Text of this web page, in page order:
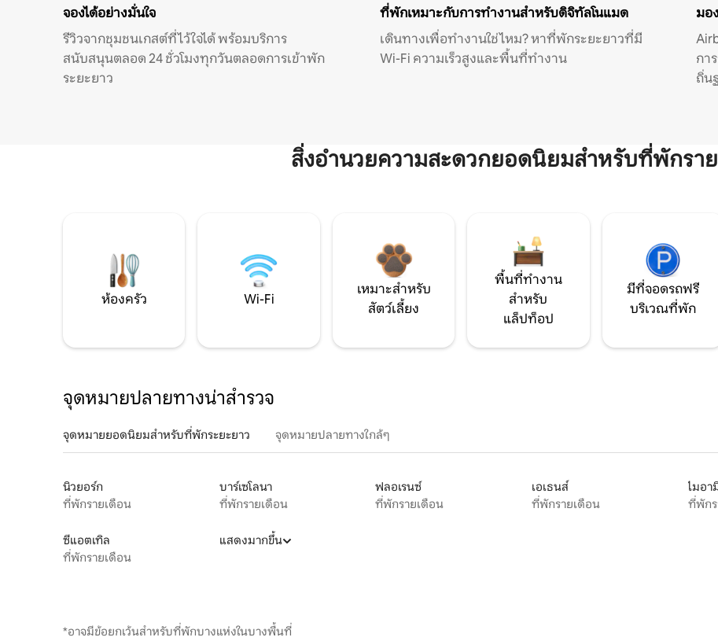
จองได้อย่างมั่นใจ
รีวิวจากชุมชนเกสต์ที่ไว้ใจได้ พร้อมบริการ
สนับสนุนตลอด 24 ชั่วโมงทุกวันตลอดการเข้าพัก
ระยะยาว
ที่พักเหมาะกับการทำงานสำหรับดิจิทัลโนแมด
เดินทางเพื่อทำงานใช่ไหม? หาที่พักระยะยาวที่มี
Wi-Fi ความเร็วสูงและพื้นที่ทำงาน
มอ
กา
ถิ่น
สิ่งอำนวยความสะดวกยอดนิยมสำหรับที่พักรา
ห้องครัว Wi-Fi
เหมาะสำหรับ
สัตว์เลี้ยง
พื้นที่ทำงาน
สำหรับ
แล็ปท็อป
มีที่จอดรถฟรี
บริเวณที่พัก
จุดหมายปลายทางน่าสำรวจ
จุดหมายยอดนิยมสำหรับที่พักระยะยาว จุดหมายปลายทางใกล้ๆ
นิวยอร์ก
ที่พักรายเดือน
บาร์เซโลนา
ที่พักรายเดือน
ฟลอเรนซ์
ที่พักรายเดือน
เอเธนส์
ที่พักรายเดือน
ไมอา
ที่พัก
ซีแอตเทิล
ที่พักรายเดือน
แสดงมากขึ้น
*อาจมีข้อยกเว้นสำหรับที่พักบางแห่งในบางพื้นที่